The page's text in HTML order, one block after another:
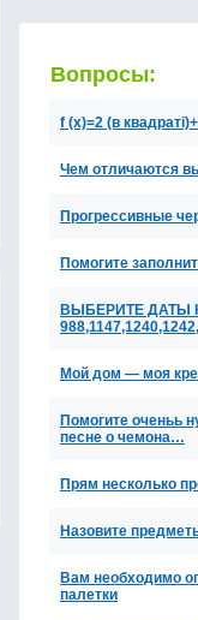
Вопросы:
f (x)=2 (в
Чем отличаются
Прогрессивные
Помогите
ВЫБЕРИТЕ ДАТЫ
Мой дом — моя
Помогите оченьь
песне о чемона…
Прям несколько
Назовите
Вам необходимо
палетки